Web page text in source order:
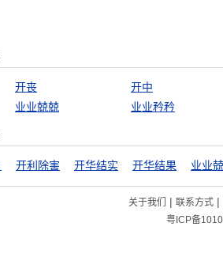
开丧
开中
业业兢兢 业业矜矜
开利除害 开华结实 开华结果 业业
关于我们 | 联系方式|
粤ICP备